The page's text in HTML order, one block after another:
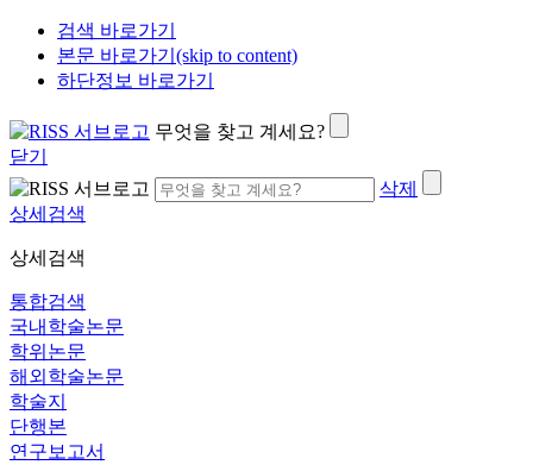
검색 바로가기
본문 바로가기(skip to content)
하단정보 바로가기
무엇을 찾고 계세요?
닫기
삭제
상세검색
상세검색
통합검색
국내학술논문
학위논문
해외학술논문
학술지
단행본
연구보고서